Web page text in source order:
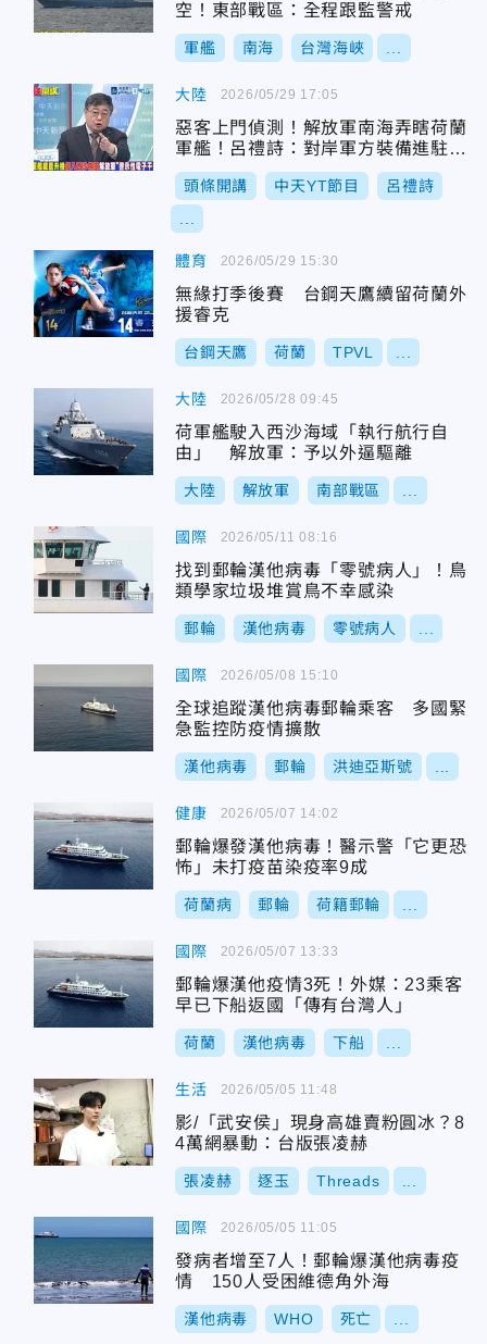
空！東部戰區：全程跟監警戒
軍艦 南海 台灣海峽
大陸
惡客上門偵測！解放軍南海弄瞎荷蘭
軍艦！呂禮詩：對岸軍方裝備進駐南
海不容偷窺！
頭條開講 中天YT節目 呂禮詩
2026/05/29 17:05
體育
無緣打季後賽 台鋼天鷹續留荷蘭外
援睿克
台鋼天鷹 荷蘭 TPVL
2026/05/29 15:30
大陸
荷軍艦駛入西沙海域「執行航行自
由」 解放軍：予以外逼驅離
大陸 解放軍 南部戰區
2026/05/28 09:45
國際
找到郵輪漢他病毒「零號病人」！鳥
類學家垃圾堆賞鳥不幸感染
郵輪 漢他病毒 零號病人
2026/05/11 08:16
國際
全球追蹤漢他病毒郵輪乘客 多國緊
急監控防疫情擴散
漢他病毒 郵輪 洪迪亞斯號
2026/05/08 15:10
健康
郵輪爆發漢他病毒！醫示警「它更恐
怖」未打疫苗染疫率9成
荷蘭病 郵輪 荷籍郵輪
2026/05/07 14:02
國際
郵輪爆漢他疫情3死！外媒：23乘客
早已下船返國「傳有台灣人」
荷蘭 漢他病毒 下船
2026/05/07 13:33
生活
影/「武安侯」現身高雄賣粉圓冰？8
4萬網暴動：台版張凌赫
張凌赫 逐玉 Threads
2026/05/05 11:48
國際
發病者增至7人！郵輪爆漢他病毒疫
情 150人受困維德角外海
漢他病毒 WHO 死亡
2026/05/05 11:05